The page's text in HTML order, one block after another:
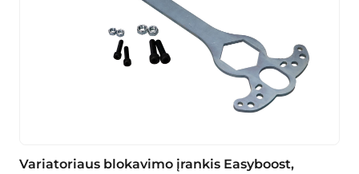
Variatoriaus blokavimo įrankis Easyboost,